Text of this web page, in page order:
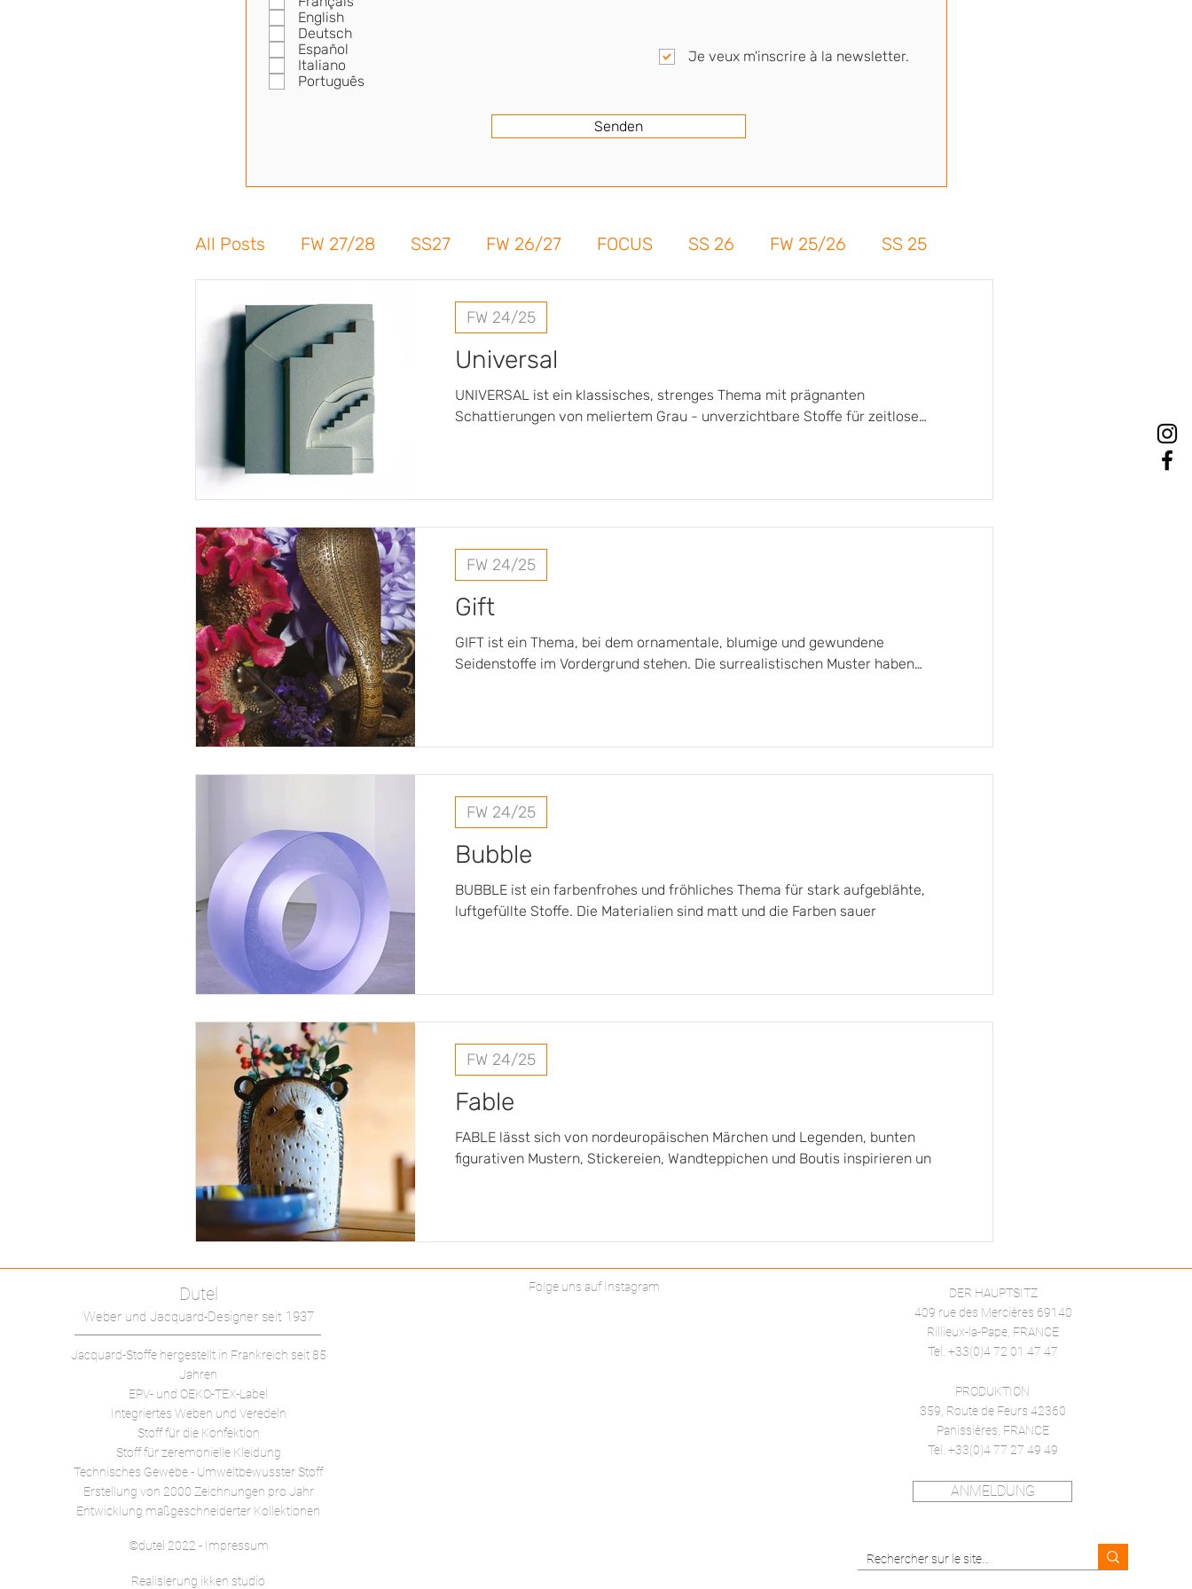
English
Deutsch
Español
Italiano
Português
Je veux m'inscrire à la newsletter.
Senden
All Posts FW 27/28 SS27 FW 26/27 FOCUS SS 26 FW 25/26 SS 25
FW 24/25 SS 24
Universal
UNIVERSAL ist ein klassisches, strenges Thema mit prägnanten
Schattierungen von meliertem Grau - unverzichtbare Stoffe für zeitlose
FW 24/25
Gift
GIFT ist ein Thema, bei dem ornamentale, blumige und gewundene
Seidenstoffe im Vordergrund stehen. Die surrealistischen Muster haben
FW 24/25
Bubble
BUBBLE ist ein farbenfrohes und fröhliches Thema für stark aufgeblähte,
luftgefüllte Stoffe. Die Materialien sind matt und die Farben sauer
FW 24/25
Fable
FABLE lässt sich von nordeuropäischen Märchen und Legenden, bunten
figurativen Mustern, Stickereien, Wandteppichen und Boutis inspirieren un
FW 24/25
Dutel
Weber und Jacquard-Designer seit 1937
Jacquard-Stoffe hergestellt in Frankreich seit 85
Jahren
EPV- und OEKO-TEX-Label
Integriertes Weben und Veredeln
Stoff für die Konfektion
Stoff für zeremonielle Kleidung
Technisches Gewebe - Umweltbewusster Stoff
Erstellung von 2000 Zeichnungen pro Jahr
Entwicklung maßgeschneiderter Kollektionen
©dutel 2022 - Impressum
Realisierung ikken studio
Folge uns auf Instagram
DER HAUPTSITZ
409 rue des Mercières 69140
Rillieux-la-Pape, FRANCE
Tel. +33(0)4 72 01 47 47
PRODUKTION
359, Route de Feurs 42360
Panissières, FRANCE
Tel. +33(0)4 77 27 49 49
ANMELDUNG